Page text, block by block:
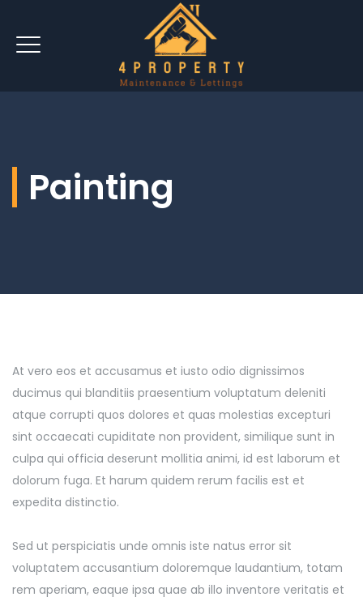
Painting
At vero eos et accusamus et iusto odio dignissimos
ducimus qui blanditiis praesentium voluptatum deleniti
atque corrupti quos dolores et quas molestias excepturi
sint occaecati cupiditate non provident, similique sunt in
culpa qui officia deserunt mollitia animi, id est laborum et
dolorum fuga. Et harum quidem rerum facilis est et
expedita distinctio.
Sed ut perspiciatis unde omnis iste natus error sit
voluptatem accusantium doloremque laudantium, totam
rem aperiam, eaque ipsa quae ab illo inventore veritatis et